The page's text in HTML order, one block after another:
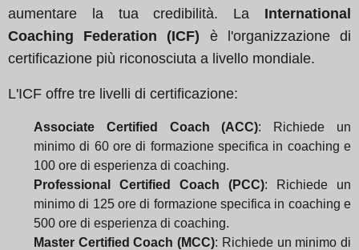
aumentare la tua credibilità. La International
Coaching Federation (ICF) è l'organizzazione di
certificazione più riconosciuta a livello mondiale.
L'ICF offre tre livelli di certificazione:
Associate Certified Coach (ACC): Richiede un
minimo di 60 ore di formazione specifica in coaching e
100 ore di esperienza di coaching.
Professional Certified Coach (PCC): Richiede un
minimo di 125 ore di formazione specifica in coaching e
500 ore di esperienza di coaching.
Master Certified Coach (MCC): Richiede un minimo di